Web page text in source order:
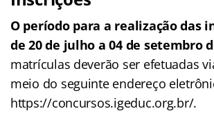
O período para a realização das
de 20 de julho a 04 de setembro
matrículas deverão ser efetuadas
meio do seguinte endereço
https://concursos.igeduc.org.br/.